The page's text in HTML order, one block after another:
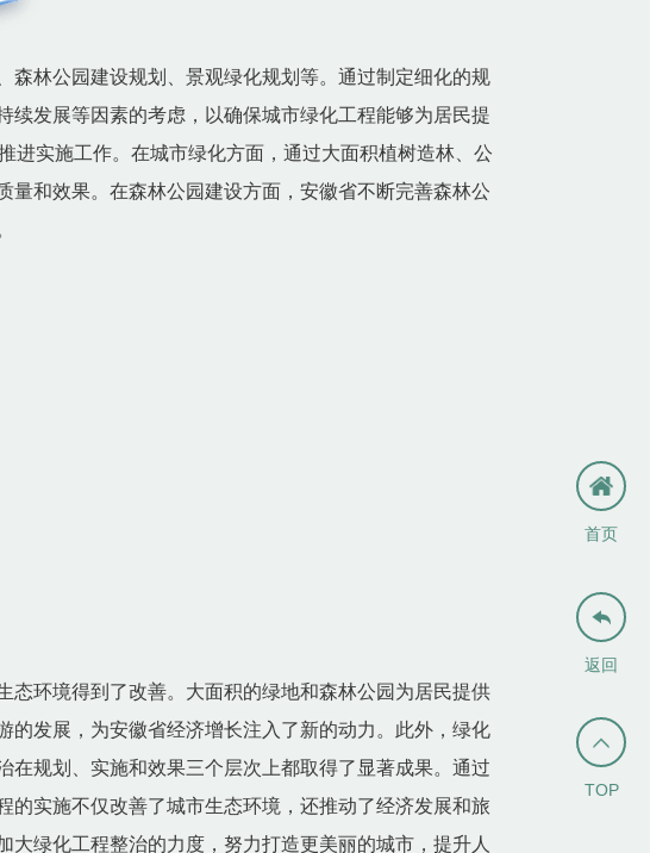
林公园建设规划、景观绿化规划等。通过制定细化的规
发展等因素的考虑，以确保城市绿化工程能够为居民提
进实施工作。在城市绿化方面，通过大面积植树造林、公
和效果。在森林公园建设方面，安徽省不断完善森林公
环境得到了改善。大面积的绿地和森林公园为居民提供
发展，为安徽省经济增长注入了新的动力。此外，绿化
规划、实施和效果三个层次上都取得了显著成果。通过
实施不仅改善了城市生态环境，还推动了经济发展和旅
绿化工程整治的力度，努力打造更美丽的城市，提升人
首页

TOP

返回